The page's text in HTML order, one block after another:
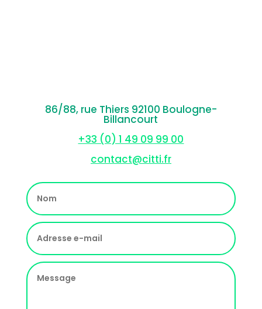
86/88, rue Thiers 92100 Boulogne-
Billancourt
+33 (0) 1 49 09 99 00
contact@citti.fr